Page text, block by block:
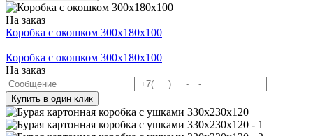
На заказ
Коробка с окошком 300x180x100
Коробка с окошком 300x180x100
На заказ
Купить в один клик